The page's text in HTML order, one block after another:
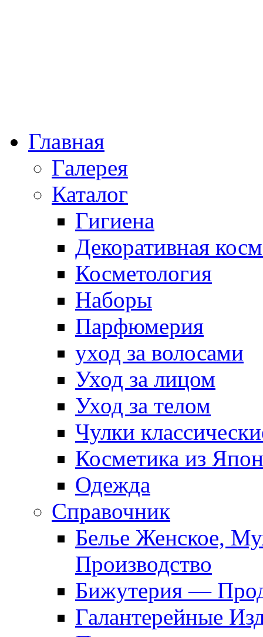
Главная
Галерея
Каталог
Гигиена
Декоративная
Косметология
Наборы
Парфюмерия
уход за волосами
Уход за лицом
Уход за телом
Чулки
Косметика из
Одежда
Справочник
Белье Женское,
Производство
Бижутерия —
Галантерейные